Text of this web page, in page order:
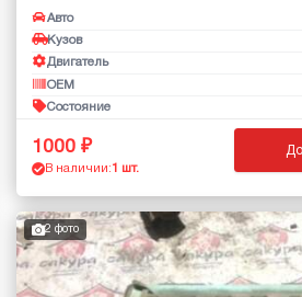
Авто
Кузов
Двигатель
OEM
Состояние
1000
В наличии: 1 шт.
2 фото